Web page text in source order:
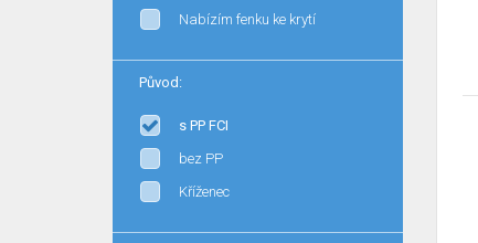
Nabízím fenku ke krytí
Původ:
s PP FCI
bez PP
Kříženec